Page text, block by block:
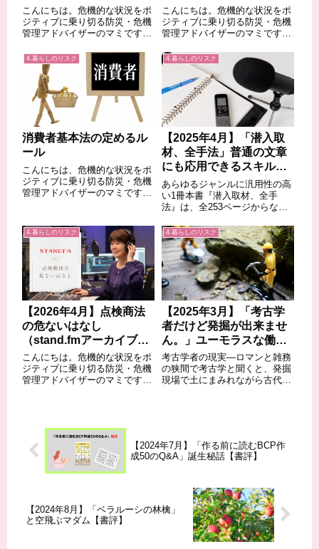
こんにちは。危機的な状況をポ
ジティブに乗り切る防災・危機
管理アドバイザーのマミです。
た「危機管理士が経験したマン
ショントラブル脱出劇」のペー
パーバック化のお知らせです。
分譲マンションを購入後に起こ
り得るトラブル...
#24）
こんにちは。危機的な状況をポ
ジティブに乗り切る防災・危機
管理アドバイザーのマミです。
クをみなさまにわかりやすくお
伝えする中で、企業の健康経営
についても興味が湧き、健康経
営アドバイザーのライセンスも
持っています。先...
4.暮らしのリスク
消費者基本法の定めるル
ール
こんにちは、危機的な状況をポ
ジティブに乗り切る防災・危機
管理アドバイザーのマミです。
える一方だった1990年代以降、
世の中では規制緩和の流れが加
速しました。また、金融ビック
バンと呼ばれ...
4.暮らしのリスク
【2025年4月】「潜入取
材、全手法」普通の文章
にも応用できるスキル
【書評】
あらゆるジャンルに汎用性の高
い1冊本書『潜入取材、全手
法』は、全253ページからなる
話題となった数々の潜入ルポを
手がけてきた著者による書き下
ろし作品だ。筆者は、週刊文春
などで某アパレルメーカーへの
潜入記事を執筆す...
4.暮らしのリスク
【2026年4月】点検商法
の危ないはなし
（stand.fmアーカイブ
#42）
こんにちは。危機的な状況をポ
ジティブに乗り切る防災・危機
管理アドバイザーのマミです。
つける点検商法の注意点につい
てお話しています。放送はこち
らをお聞...
4.暮らしのリスク
【2025年3月】「考古学
者だけど発掘が出来ませ
ん。」ユーモラスな働き
方改革への提言?!【書
評】
考古学者の現実—ロマンと雑務
の狭間で考古学と聞くと、発掘
現場で土にまみれながら古代文
ラスに描き出して...
【2024年7月】「作る前に読むBCP作
成50のQ&A」誕生秘話【書評】
【2024年8月】「ベラルーシの林檎」
と空飛ぶマダム【書評】